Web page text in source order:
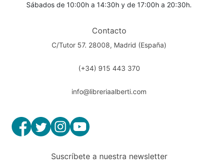
Sábados de 10:00h a 14:30h y de 17:00h a 20:30h.
Contacto
C/Tutor 57. 28008, Madrid (España)
(+34) 915 443 370
info@libreriaalberti.com
Suscríbete a nuestra newsletter